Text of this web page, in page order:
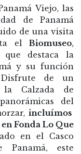
Viejo, las
de Panamá
de una visita
el Biomuseo,
que destaca la
y su función
de un
la Calzada de
del
incluímos
Fonda Lo Que
en el Casco
este